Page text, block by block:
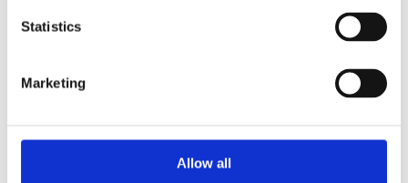
Statistics
Marketing
Allow all
lichaamsgeur